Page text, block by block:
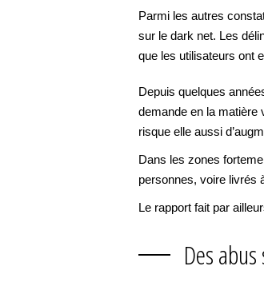
Parmi les autres
sur le dark net. Les
que les utilisateurs ont
Depuis quelques
demande en la matière
risque elle aussi
Dans les zones
personnes, voire livrés
Le rapport fait par
Des